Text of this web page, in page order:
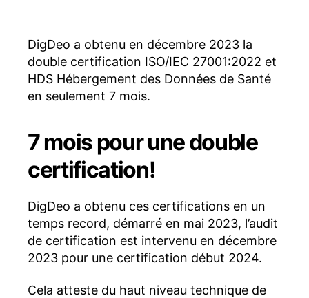
DigDeo a obtenu en décembre 2023 la
double certification ISO/IEC 27001:2022 et
HDS Hébergement des Données de Santé
en seulement 7 mois.
7 mois pour une double
certification!
DigDeo a obtenu ces certifications en un
temps record, démarré en mai 2023, l’audit
de certification est intervenu en décembre
2023 pour une certification début 2024.
Cela atteste du haut niveau technique de